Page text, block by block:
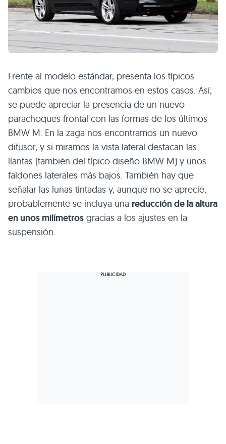
Frente al modelo estándar, presenta los típicos
cambios que nos encontramos en estos casos. Así,
se puede apreciar la presencia de un nuevo
parachoques frontal con las formas de los últimos
BMW M. En la zaga nos encontramos un nuevo
difusor, y si miramos la vista lateral destacan las
llantas (también del típico diseño BMW M) y unos
faldones laterales más bajos. También hay que
señalar las lunas tintadas y, aunque no se aprecie,
probablemente se incluya una reducción de la altura
en unos milímetros gracias a los ajustes en la
suspensión.